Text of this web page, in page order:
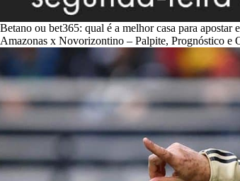
Betano ou bet365: qual é a melhor casa para apostar
Amazonas x Novorizontino – Palpite, Prognóstico e